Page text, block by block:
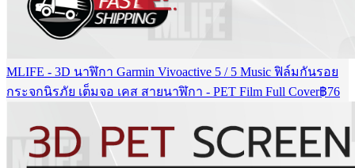
MLIFE - 3D นาฬิกา Garmin Vivoactive 5 / 5 Music ฟิล์มกันรอย
กระจกนิรภัย เต็มจอ เคส สายนาฬิกา - PET Film Full Cover฿76